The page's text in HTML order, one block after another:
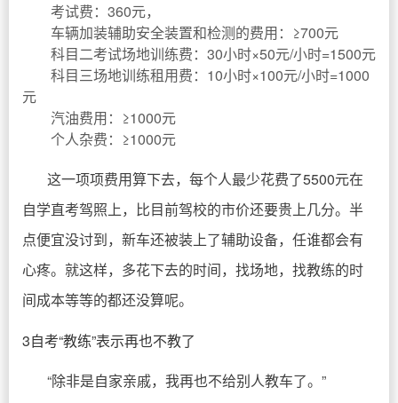
考试费：360元，
车辆加装辅助安全装置和检测的费用：≥700元
科目二考试场地训练费：30小时×50元/小时=1500元
科目三场地训练租用费：10小时×100元/小时=1000
元
汽油费用：≥1000元
个人杂费：≥1000元
这一项项费用算下去，每个人最少花费了5500元在
自学直考驾照上，比目前驾校的市价还要贵上几分。半
点便宜没讨到，新车还被装上了辅助设备，任谁都会有
心疼。就这样，多花下去的时间，找场地，找教练的时
间成本等等的都还没算呢。
3自考“教练”表示再也不教了
“除非是自家亲戚，我再也不给别人教车了。”